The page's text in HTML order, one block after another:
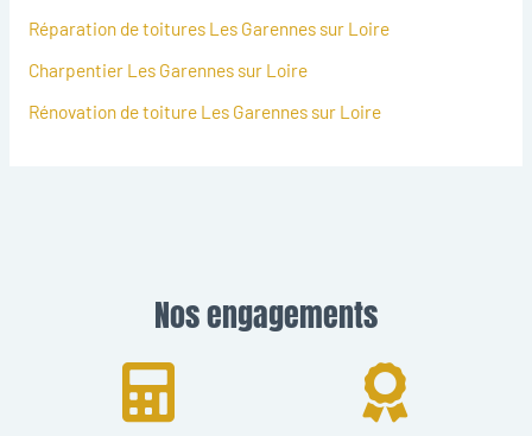
Réparation de toitures Les Garennes sur Loire
Charpentier Les Garennes sur Loire
Rénovation de toiture Les Garennes sur Loire
Nos engagements